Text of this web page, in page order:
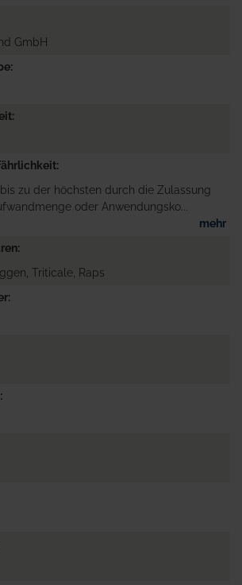
GmbH
zu der höchsten durch die Zulassung
oder Anwendungsko...
mehr
Triticale, Raps